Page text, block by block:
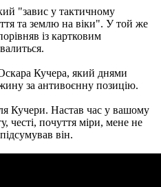
"завис у тактичному
та землю на віки". У той же
із картковим
Кучера, який днями
за антивоєнну позицію.
Кучери. Настав час у вашому
честі, почуття міри, мене не
він.